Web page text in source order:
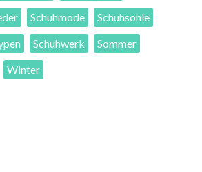
Schuhmode
Schuhsohle
Schuhwerk
Sommer
Winter